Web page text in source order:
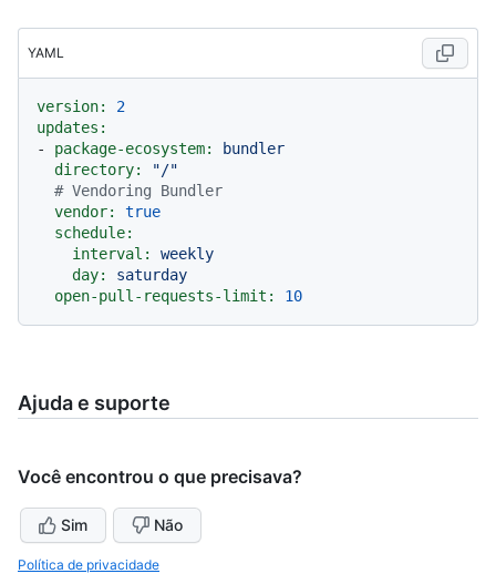
YAML
version:
2
updates:
-
package-ecosystem:
bundler
directory:
"/"
# Vendoring Bundler
vendor:
true
schedule:
interval:
weekly
day:
saturday
open-pull-requests-limit:
10
Ajuda e suporte
Você encontrou o que precisava?
Sim Não
Política de privacidade